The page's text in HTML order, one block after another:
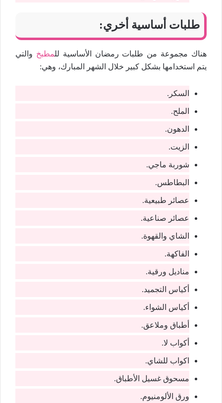
طلبات أساسية أخري:
هناك مجموعة من طلبات رمضان الأساسية للمطبخ والتي
يتم استخدامها بشكل كبير خلال الشهر المبارك، وهي:
السكر.
الملح.
الدهون.
الزيت.
شوربة ماجي.
البطاطس.
عصائر طبيعية.
عصائر صناعية.
الشاي والقهوة.
الفاكهة.
مناديل ورقية.
أكياس التجميد.
أكياس الشواء.
أطباق وملاعق.
أكواب لا.
اكواب للشاي.
مسحوق غسيل الأطباق.
ورق الألومنيوم.